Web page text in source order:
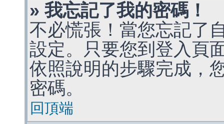
» 我忘記了我的密碼！
不必慌張！當您忘記了
設定。只要您到登入頁
依照說明的步驟完成，
密碼。
回頂端